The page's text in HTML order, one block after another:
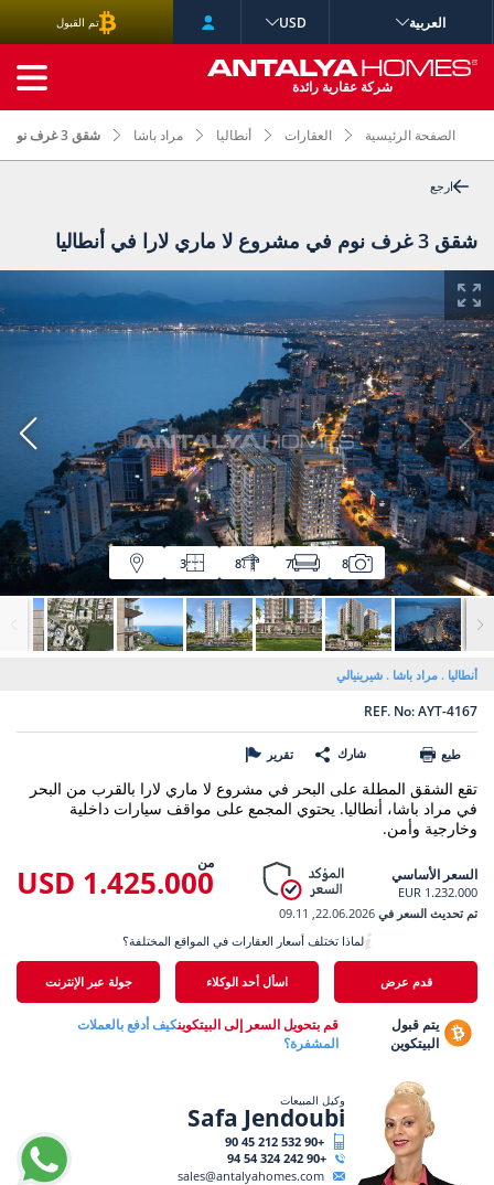
الصفحة الرئيسية العقارات أنطاليا مراد باشا شقق 3 غرف نوم في مشروع لا ماري لارا في أنطاليا
ارجع
شقق 3 غرف نوم في مشروع لا ماري لارا في أنطاليا
8
7
8
3
أنطاليا مراد باشا شيرينيالي
REF. No: AYT-4167
طبع شارك تقرير
تقع الشقق المطلة على البحر في مشروع لا ماري لارا بالقرب من البحر
في مراد باشا، أنطاليا. يحتوي المجمع على مواقف سيارات داخلية
وخارجية وأمن.
السعر الأساسي
1.232.000 EUR
من
1.425.000 USD
تم تحديث السعر في 22.06.2026, 09.11
قدم عرض اسأل أحد الوكلاء جولة عبر الإنترنت
لماذا تختلف أسعار العقارات في المواقع المختلفة؟
يتم قبول
البيتكوين
قم بتحويل السعر إلى البيتكوينكيف أدفع بالعملات
المشفرة؟
وكيل المبيعات
Safa Jendoubi
+90 532 212 45 90
+90 242 324 54 94
sales@antalyahomes.com
العربية USD تم القبول
شركة عقارية رائدةالبحث المتقدم